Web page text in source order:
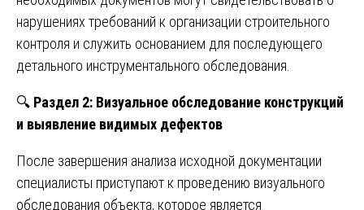
нарушениях требований к организации строительного
контроля и служить основанием для последующего
детального инструментального обследования.
🔍 Раздел 2: Визуальное обследование конструкций
и выявление видимых дефектов
После завершения анализа исходной документации
специалисты приступают к проведению визуального
обследования объекта, которое является